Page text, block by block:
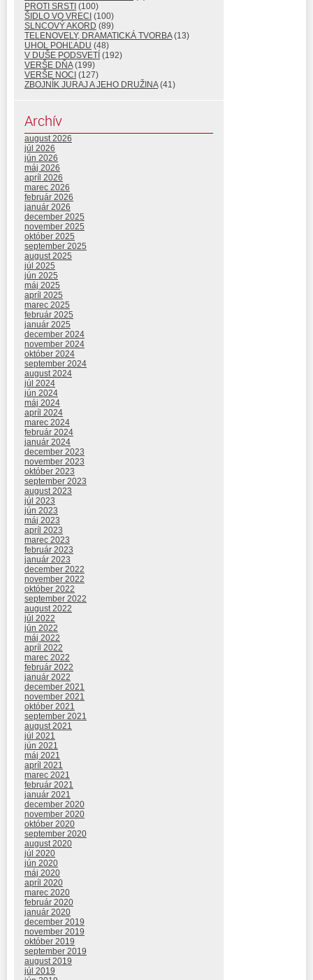
PROTI SRSTI (100)
ŠIDLO VO VRECI (100)
SLNCOVÝ AKORD (89)
TELENOVELY, DRAMATICKÁ TVORBA(13)
UHOL POHĽADU (48)
V DUŠE PODSVETÍ (192)
VERŠE DŇA(199)
VERŠE NOCI (127)
ZBOJNÍK JURAJ A JEHO DRUŽINA(41)
Archív
august 2026
júl 2026
jún 2026
máj 2026
apríl 2026
marec 2026
február 2026
január 2026
december 2025
november 2025
október 2025
september 2025
august 2025
júl 2025
jún 2025
máj 2025
apríl 2025
marec 2025
február 2025
január 2025
december 2024
november 2024
október 2024
september 2024
august 2024
júl 2024
jún 2024
máj 2024
apríl 2024
marec 2024
február 2024
január 2024
december 2023
november 2023
október 2023
september 2023
august 2023
júl 2023
jún 2023
máj 2023
apríl 2023
marec 2023
február 2023
január 2023
december 2022
november 2022
október 2022
september 2022
august 2022
júl 2022
jún 2022
máj 2022
apríl 2022
marec 2022
február 2022
január 2022
december 2021
november 2021
október 2021
september 2021
august 2021
júl 2021
jún 2021
máj 2021
apríl 2021
marec 2021
február 2021
január 2021
december 2020
november 2020
október 2020
september 2020
august 2020
júl 2020
jún 2020
máj 2020
apríl 2020
marec 2020
február 2020
január 2020
december 2019
november 2019
október 2019
september 2019
august 2019
júl 2019